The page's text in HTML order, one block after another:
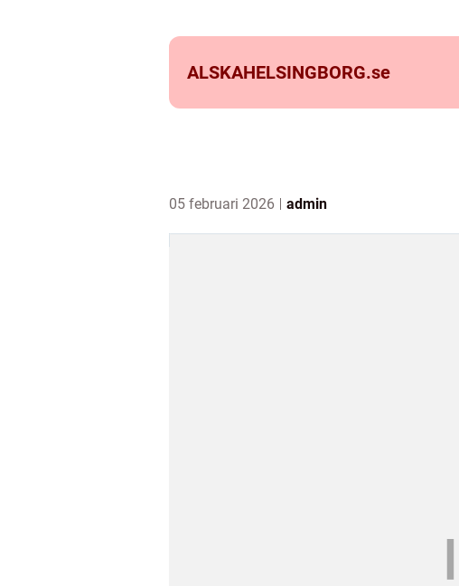
ALSKAHELSINGBORG.se
05 februari 2026 admin